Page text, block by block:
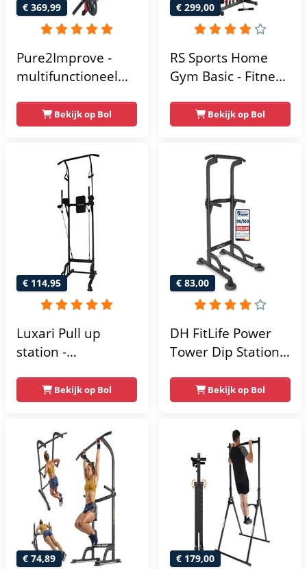
€ 369,99
Pure2Improve -
multifunctioneel
krachtstation -
home gym -
215x111x142
Bekijk op Bol
€ 299,00
RS Sports Home
Gym Basic - Fitness
Bekijk op Bol
€ 114,95
Luxari Pull up
station -
- Dip Station - Pull
Up Bar -
Krachtstation -
Power Rack -
Verstelbaar -
Krachttraining
Bekijk op Bol
€ 83,00
DH FitLife Power
Tower Dip Station |
vrijstaand | dip
barren rugtrainer |
krachtstation
krachttoren |
fitnessstation |
power rack voor
thuis gym |
krachttraining voor
thuis
Bekijk op Bol
€ 74,89 € 179,00